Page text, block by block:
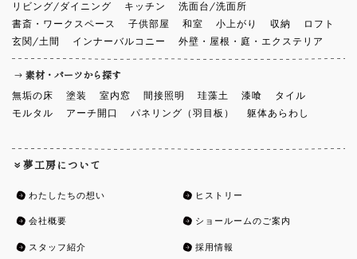
書斎・ワークスペース
子供部屋 和室 小上がり 収納
ロフト
玄関/土間
インナーバルコニー 外壁・屋根・庭・エクステリア
素材・パーツから探す
無垢の床 塗装 室内窓 間接照明 珪藻土 漆喰
アーチ開口 パネリング（羽目板） 躯体あらわし
夢工房について
会社概要 ショールームのご案内